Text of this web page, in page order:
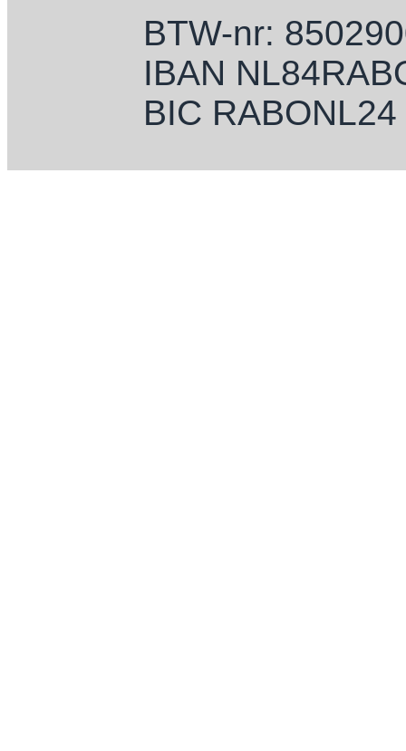
BTW-nr:
IBAN
BIC RABONL24